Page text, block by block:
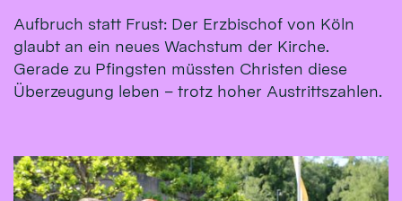
Aufbruch statt Frust: Der Erzbischof von Köln
glaubt an ein neues Wachstum der Kirche.
Gerade zu Pfingsten müssten Christen diese
Überzeugung leben – trotz hoher Austrittszahlen.